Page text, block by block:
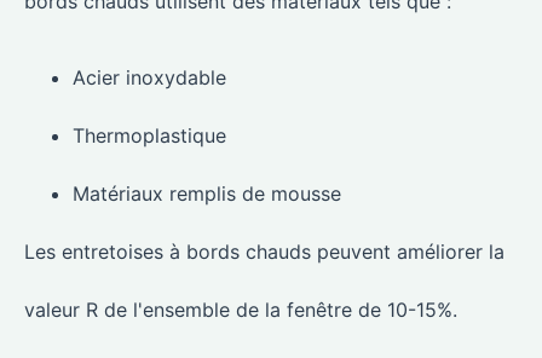
Acier inoxydable
Thermoplastique
Matériaux remplis de mousse
Les entretoises à bords chauds peuvent améliorer la
valeur R de l'ensemble de la fenêtre de 10-15%.